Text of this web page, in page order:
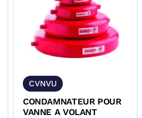
CVNVU
CONDAMNATEUR POUR
VANNE A VOLANT